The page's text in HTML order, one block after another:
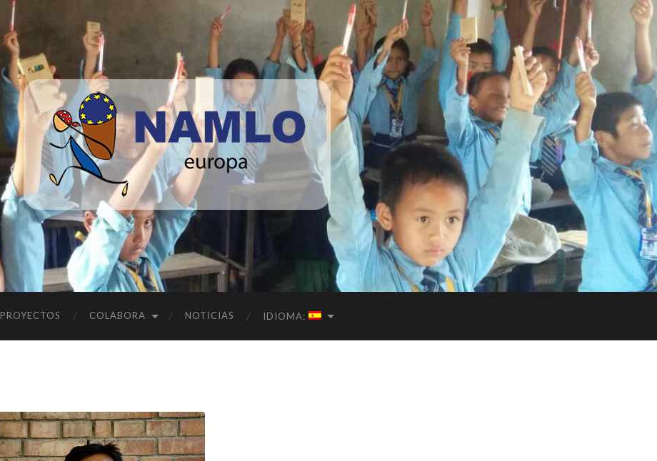
Namlo
Europa
PROYECTOS COLABORA NOTICIAS IDIOMA: